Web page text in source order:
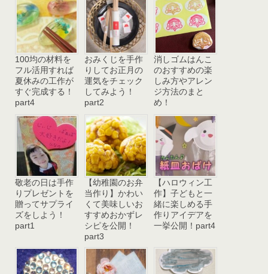
100均の材料を
フル活用すれば
夏休みの工作が
すぐ完成する！
part4
おみくじを手作
りしてお正月の
運気をチェック
してみよう！
part2
消しゴムはんこ
のおすすめの楽
しみ方やアレン
ジ方法のまと
め！
敬老の日は手作
りプレゼントを
贈ってサプライ
ズをしよう！
part1
【幼稚園のお弁
当作り】かわい
くて美味しいお
すすめおかずレ
シピを公開！
part3
【ハロウィン工
作】子どもと一
緒に楽しめる手
作りアイデアを
一挙公開！part4